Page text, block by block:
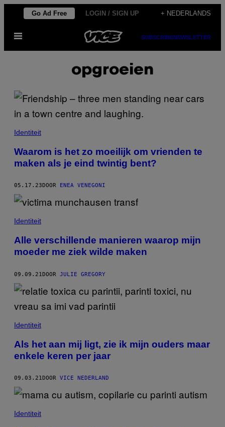
de
Go Ad Free LOGIN / SIGN UP + NEDERLANDS
Open
SUBSCRIBENEWSLETTER
opgroeien
Identiteit
Waarom is het zo moeilijk om vrienden te
maken als je eind twintig bent?
05.17.23 DOOR ENEA VENEGONI
Identiteit
Alle verschillende manieren waarop mijn
moeder me ziek wilde maken
09.09.21DOOR JULIE GREGORY
Identiteit
Als het aan mij ligt, zie ik mijn ouders maar
enkele keren per jaar
09.03.21 DOOR VICE NEDERLAND
Identiteit